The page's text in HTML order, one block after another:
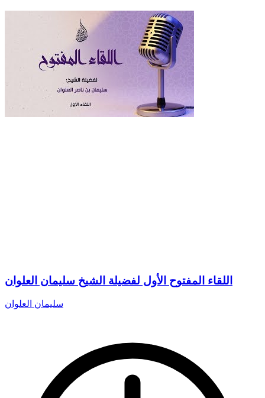
اللقاء المفتوح الأول لفضيلة الشيخ سليمان العلوان
سليمان العلوان